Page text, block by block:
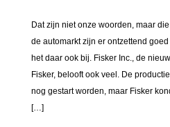
Dat zijn niet onze woorden, maar
de automarkt zijn er ontzettend
het daar ook bij. Fisker Inc., de
Fisker, belooft ook veel. De
nog gestart worden, maar Fisker
[…]